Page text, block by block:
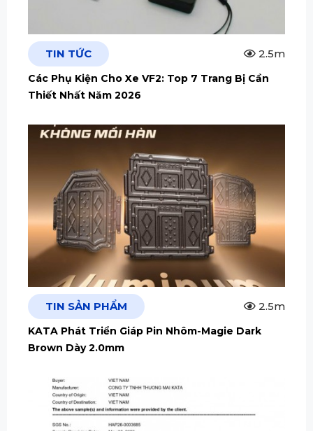
TIN TỨC 2.5m
Các Phụ Kiện Cho Xe VF2: Top 7 Trang Bị Cần
Thiết Nhất Năm 2026
TIN SẢN PHẨM 2.5m
KATA Phát Triển Giáp Pin Nhôm-Magie Dark
Brown Dày 2.0mm